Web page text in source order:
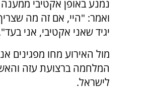
נמנע באופן אקטיבי
ואמר: "היי, אם זה מה
יגיד שאני אקטיבי, אני
מול האירוע מחו מפגינים
המלחמה ברצועת עזה
לישראל.